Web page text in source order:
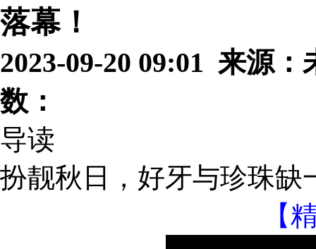
落幕！
2023-09-20 09:01 来源
数：
导读
扮靓秋日，好牙与珍珠
【